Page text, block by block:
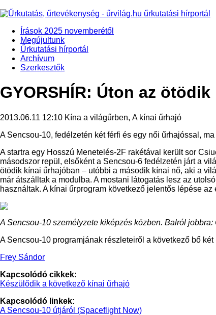
Írások 2025 novemberétől
Megújultunk
Űrkutatási hírportál
Archívum
Szerkesztők
GYORSHÍR: Úton az
2013.06.11 12:10 Kína a világűrben, A kínai űrhajó
A Sencsou-10, fedélzetén két férfi és egy női űrhajóssal,
A startra egy Hosszú Menetelés-2F rakétával került sor
másodszor repül, elsőként a Sencsou-6 fedélzetén járt a
ötödik kínai űrhajóban – utóbbi a második kínai nő, aki a
már átszálltak a modulba. A mostani látogatás lesz az
használtak. A kínai űrprogram következő jelentős lépése
A Sencsou-10 személyzete kiképzés közben. Balról
A Sencsou-10 programjának részleteiről a következő bő
Frey Sándor
Kapcsolódó cikkek:
Készülődik a következő kínai űrhajó
Kapcsolódó linkek:
A Sencsou-10 útjáról (Spaceflight Now)